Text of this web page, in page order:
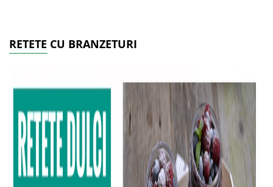
RETETE CU BRANZETURI